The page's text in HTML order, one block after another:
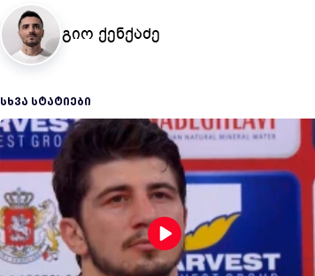
გიო ქენქაძე
ᲡᲮᲕᲐ ᲡᲢᲐᲢᲘᲔᲑᲘ